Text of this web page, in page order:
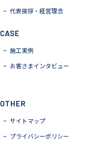
代表挨拶・経営理念
CASE
施工実例
お客さまインタビュー
OTHER
サイトマップ
プライバシーポリシー